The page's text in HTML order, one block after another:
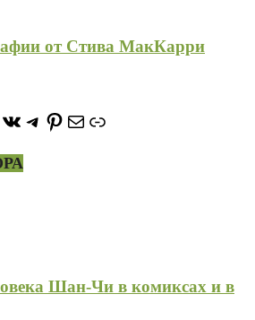
от Стива МакКарри
https://vk.com/
https://t.me/stoneforest
https://
ПочтаСсылка
Шан-Чи в комиксах и в